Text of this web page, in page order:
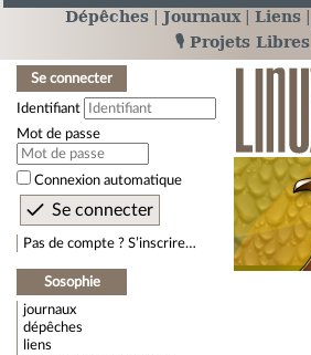
Dépêches Journaux Liens
🎙️ Projets Libres
Se connecter
Identifiant
Mot de passe
Connexion automatique
Pas de compte ? S’inscrire…
Sosophie
journaux
dépêches
liens